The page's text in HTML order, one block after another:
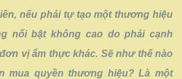
nếu phải tự tạo một thương hiệu
nổi bật không cao do phải cạnh
vị ẩm thực khác. Sẽ như thế nào
mua quyền thương hiệu? Là một